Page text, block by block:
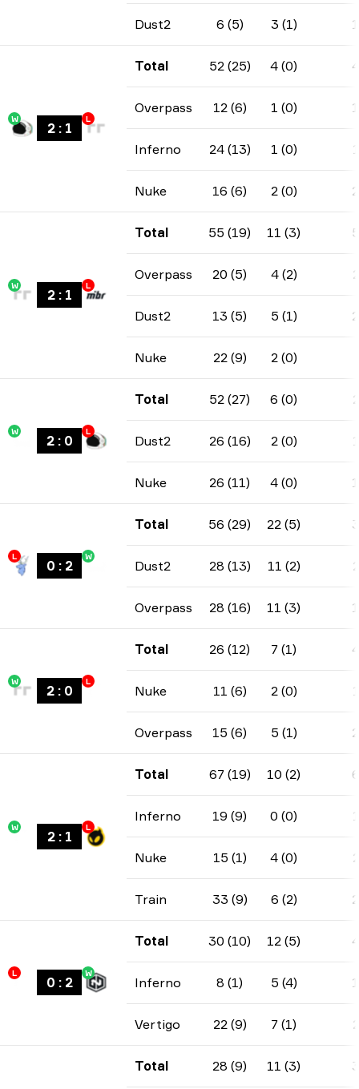
Dust2 6 (5) 3 (1)
W
2: 1
L
Total 52 (25) 4 (0)
Overpass 12 (6) 1 (0)
Inferno 24 (13) 1 (0)
Nuke 16 (6) 2 (0)
W
2: 1
L
Total 55 (19) 11 (3)
Overpass 20 (5) 4 (2)
Dust2 13 (5) 5 (1)
Nuke 22 (9) 2 (0)
W
2: 0
L
Total 52 (27) 6 (0)
Dust2 26 (16) 2 (0)
Nuke 26 (11) 4 (0)
L
0 : 2
W
Total 56 (29) 22 (5)
Dust2 28 (13) 11 (2)
Overpass 28 (16) 11 (3)
W
2: 0
L
Total 26 (12) 7 (1)
Nuke 11 (6) 2 (0)
Overpass 15 (6) 5 (1)
W
2: 1
L
Total 67 (19) 10 (2)
Inferno 19 (9) 0 (0)
Nuke 15 (1) 4 (0)
Train 33 (9) 6 (2)
L
0 : 2
W
Total 30 (10) 12 (5)
Inferno 8 (1) 5 (4)
Vertigo 22 (9) 7 (1)
Total 28 (9) 11 (3)